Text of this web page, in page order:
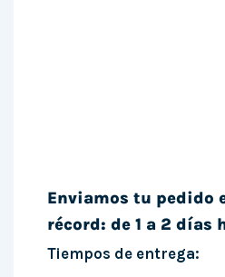
Enviamos tu pedido
récord: de 1 a 2 días
Tiempos de entrega: